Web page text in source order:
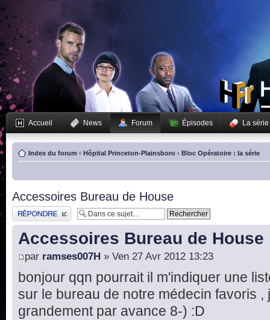
Accueil News Forum Épisodes La série
Index du forum ‹ Hôpital Princeton-Plainsboro ‹ Bloc Opératoire : la série
Accessoires Bureau de House
Publier une réponse
Accessoires Bureau de House
par ramses007H » Ven 27 Avr 2012 13:23
bonjour qqn pourrait il m'indiquer une
sur le bureau de notre médecin favoris ,
grandement par avance 8-) :D